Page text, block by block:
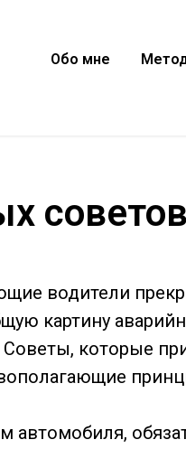
Обо мне
водители
картину
которые
автомобиля,